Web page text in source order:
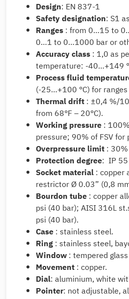
Design: EN 837-1
Safety designation: S1
Ranges: from 0…15 to
0…1 to 0…1000 bar or
Accuracy class: 1,0 as
temperature: -40…+149
Process fluid
(-25…+100 °C) for
Thermal drift: ±0,4 %/
from 68°F – 20°C).
Working pressure:
pressure; 90% of FSV
Overpressure limit:
Protection degree: IP 55
Socket material: copper
restrictor Ø 0.03” (0,8
Bourdon tube: copper
psi (40 bar); AISI 316L
psi (40 bar).
Case: stainless steel.
Ring: stainless steel,
Window: tempered glass
Movement: copper.
Dial: aluminium, white
Pointer: not adjustable,